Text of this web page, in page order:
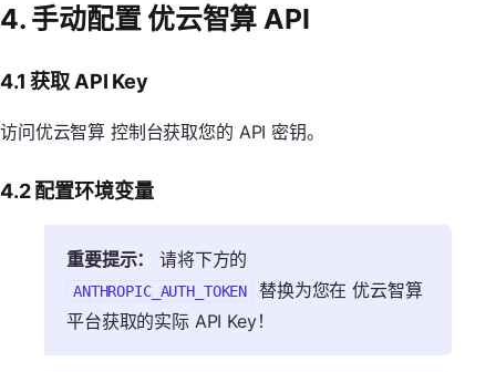
4. 手动配置 优云智算 API
4.1 获取 API Key
访问优云智算 控制台获取您的 API 密钥。
4.2 配置环境变量
重要提示： 请将下方的
ANTHROPIC_AUTH_TOKEN
替换为您在 优云智算
平台获取的实际 API Key！